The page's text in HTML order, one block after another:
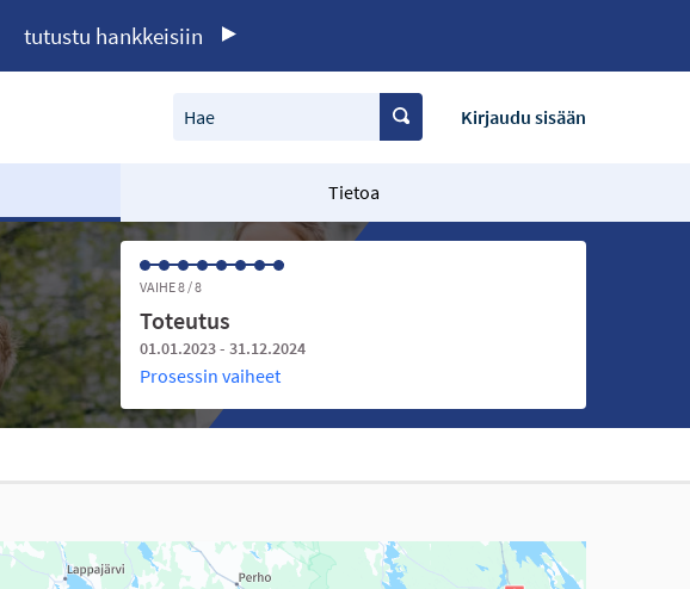
tutustu hankkeisiin
Hae Kirjaudu sisään
Tietoa
VAIHE 8 / 8
Toteutus
01.01.2023 - 31.12.2024
Prosessin vaiheet
ruudunlukijalla, mutta se voi olla vaikeaselkoinen.